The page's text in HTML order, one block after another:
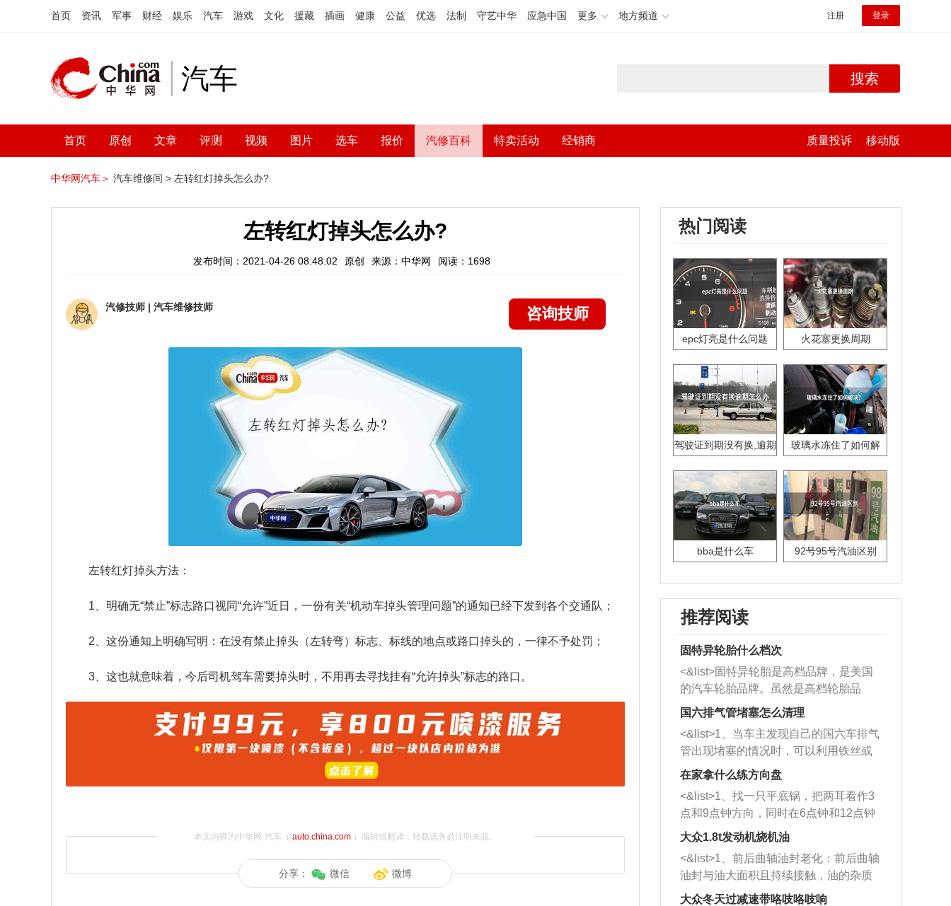
首页 资讯 军事 财经 娱乐 汽车 游戏 文化 援藏 插画 健康 公益 优选 法制 守艺中华 应急中国 更多 地方频道 注册 登录
汽车 搜索
首页 原创 文章 评测 视频 图片 选车 报价 汽修百科 特卖活动 经销商 质量投诉 移动版
中华网汽车＞ 汽车维修间 > 左转红灯掉头怎么办?
左转红灯掉头怎么办?
发布时间：2021-04-26 08:48:02 原创 来源：中华网 阅读：1698
汽修技师 | 汽车维修技师 咨询技师
左转红灯掉头方法：
1、明确无“禁止”标志路口视同“允许”近日，一份有关“机动车掉头管理问题”的通知已经下发到各个交通队；
2、这份通知上明确写明：在没有禁止掉头（左转弯）标志、标线的地点或路口掉头的，一律不予处罚；
3、这也就意味着，今后司机驾车需要掉头时，不用再去寻找挂有“允许掉头”标志的路口。
本文内容为中华网·汽车（ auto.china.com）编辑或翻译，转载请务必注明来源。
分享： 微信 微博
热门阅读
epc灯亮是什么问题 火花塞更换周期
驾驶证到期没有换,逾期
玻璃水冻住了如何解
bba是什么车 92号95号汽油区别
推荐阅读
固特异轮胎什么档次
<&list>固特异轮胎是高档品牌，是美国
的汽车轮胎品牌。虽然是高档轮胎品
牌，但是中高低端的轮胎都有生产，这
也是为了更好的开拓市场。
国六排气管堵塞怎么清理
<&list>1、当车主发现自己的国六车排气
管出现堵塞的情况时，可以利用铁丝或
者是细棍，直接将杂物给取出来，如果
堵塞情况比较严重，也可以采取应急措
施。 <&list>2、直接利用木棍将所有的
杂物推到排气管里面的位置处，然后将
三元催化器拆解开，就可以将堵塞的东
西取出来。但如果是因为积碳过多引起
的堵塞，就需要将三元催化器泡在草酸
洗剂对堵塞的情况得到解决，将清洗剂
在家拿什么练方向盘
<&list>1、找一只平底锅，把两耳看作3
点和9点钟方向，同时在6点钟和12点钟
方向做一个标记。 <&list>2、双手握住
一圈半的练习，往右同样也要打相同的
圈数。 <&list>3、最后强调要反复练
习，这样就可以形成肌肉记忆，在真实
大众1.8t发动机烧机油
<&list>1、前后曲轴油封老化：前后曲轴
油封与油大面积且持续接触，油的杂质
和发动机内持续温度变化使其密封效果
大众冬天过减速带咯吱咯吱响